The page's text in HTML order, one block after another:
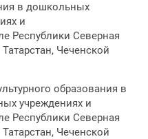
в дошкольных
и
Республики Северная
Чеченской
образования в
учреждениях и
Республики Северная
Чеченской